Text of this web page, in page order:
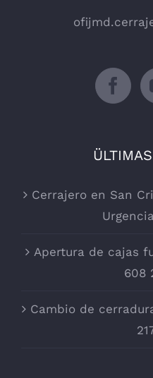
Cerrajero en San
Apertura de cajas
608
Cambio de